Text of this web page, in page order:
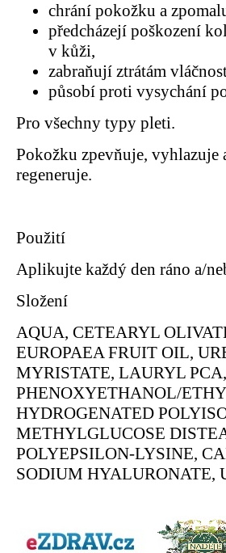
chrání pokožku a
předcházejí poškození
v kůži,
zabraňují ztrátám
působí proti vysychání
Pro všechny typy pleti.
Pokožku zpevňuje, vyhlazuje
regeneruje.
Použití
Aplikujte každý den ráno a/
Složení
AQUA, CETEARYL
EUROPAEA FRUIT OIL,
MYRISTATE, LAURYL
PHENOXYETHANOL/
HYDROGENATED
METHYLGLUCOSE
POLYEPSILON-LYSINE,
SODIUM HYALURONATE,